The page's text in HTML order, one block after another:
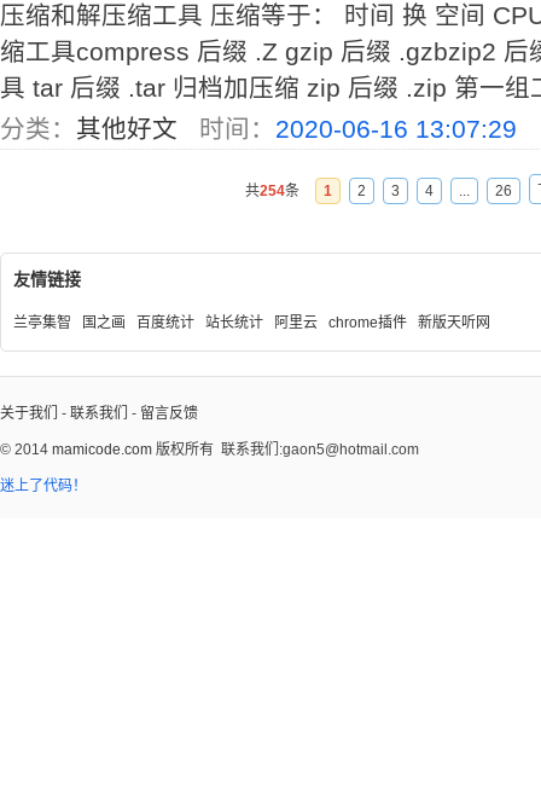
压缩和解压缩工具 压缩等于： 时间 换 空间
缩工具compress 后缀 .Z gzip 后缀 .gzbzip2 后
具 tar 后缀 .tar 归档加压缩 zip 后缀 .zip 第一
分类： 其他好文 时间： 2020-06-16 13:07:29
共254条 1 2 3 4 ... 26
友情链接
兰亭集智 国之画 百度统计 站长统计 阿里云 chrome插件 新版天听网
关于我们 - 联系我们 - 留言反馈
© 2014 mamicode.com 版权所有 联系我们:gaon5@hotmail.com
迷上了代码！